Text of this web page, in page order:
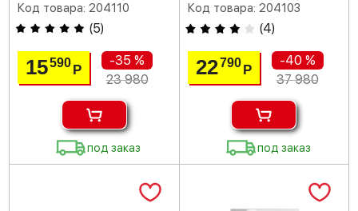
Код товара: 204110
(5)
15590Р
-35 %
23 980
под заказ
Код товара: 204103
(4)
22790 Р
-40 %
37 980
под заказ